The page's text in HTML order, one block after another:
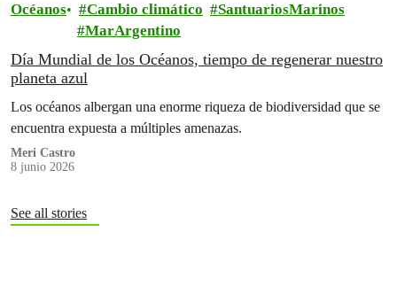
Océanos Cambio climático
SantuariosMarinos
MarArgentino
Día Mundial de los Océanos, tiempo de regenerar nuestro
planeta azul
Los océanos albergan una enorme riqueza de biodiversidad que se
encuentra expuesta a múltiples amenazas.
Meri Castro
8 junio 2026
See all stories